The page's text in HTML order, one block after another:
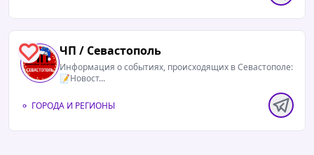
2 ЧП / Севастополь
Информация о событиях, происходящих в Севастополе:
📝Новост...
ГОРОДА И РЕГИОНЫ